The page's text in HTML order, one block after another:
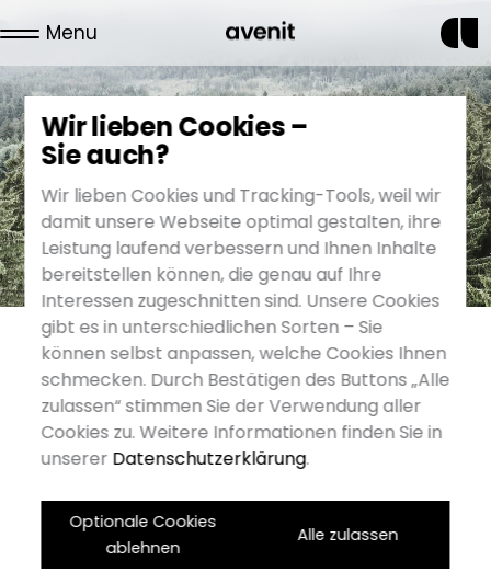
Wir lieben Cookies –
Sie auch?
Wir lieben Cookies und Tracking-Tools, weil wir
damit unsere Webseite optimal gestalten, ihre
Leistung laufend verbessern und Ihnen Inhalte
bereitstellen können, die genau auf Ihre
Interessen zugeschnitten sind. Unsere Cookies
gibt es in unterschiedlichen Sorten – Sie
können selbst anpassen, welche Cookies Ihnen
schmecken. Durch Bestätigen des Buttons „Alle
zulassen“ stimmen Sie der Verwendung aller
Cookies zu. Weitere Informationen finden Sie in
unserer Datenschutzerklärung.
Optionale Cookies
ablehnen
Alle zulassen
News
9. November 2023
Die avenit AG wird 23!
Meilenstein, der mehr als die Gründung im
November 2000 markiert.
Dieser besondere Zeitpunkt des 23 jährigen
Menu